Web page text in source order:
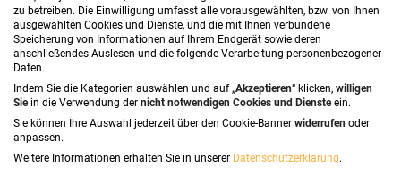
zu betreiben. Die Einwilligung umfasst alle vorausgewählten, bzw. von Ihnen
ausgewählten Cookies und Dienste, und die mit Ihnen verbundene
Speicherung von Informationen auf Ihrem Endgerät sowie deren
anschließendes Auslesen und die folgende Verarbeitung personenbezogener
Daten.
Indem Sie die Kategorien auswählen und auf „Akzeptieren“ klicken, willigen
Sie in die Verwendung der nicht notwendigen Cookies und Diensteein.
Sie können Ihre Auswahl jederzeit über den Cookie-Banner widerrufen oder
anpassen.
Weitere Informationen erhalten Sie in unserer Datenschutzerklärung.